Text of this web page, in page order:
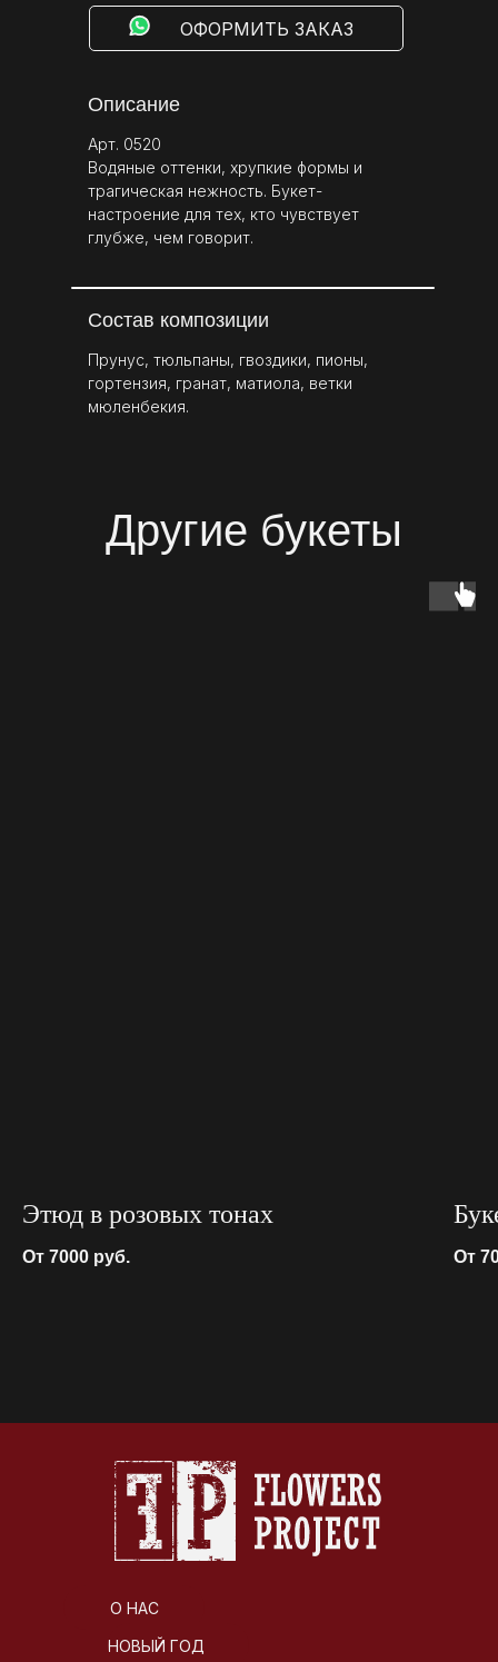
Описание
Арт. 0520
Водяные оттенки, хрупкие формы и
трагическая нежность. Букет-
настроение для тех, кто чувствует
глубже, чем говорит.
Состав композиции
Прунус, тюльпаны, гвоздики, пионы,
гортензия, гранат, матиола, ветки
мюленбекия.
⠀⠀⠀ОФОРМИТЬ ЗАКАЗ
Другие букеты
Этюд в розовых тонах
От 7000 руб. От
О НАС
НОВЫЙ ГОД